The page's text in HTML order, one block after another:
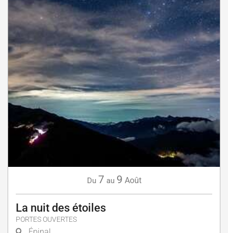
Du 7 au 9 Août
La nuit des étoiles
PORTES OUVERTES